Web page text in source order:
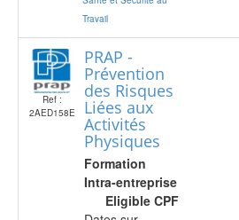
Travail
Ref :
2AED158E
PRAP -
Prévention
des Risques
Liées aux
Activités
Physiques
Formation
Intra-entreprise
Eligible CPF